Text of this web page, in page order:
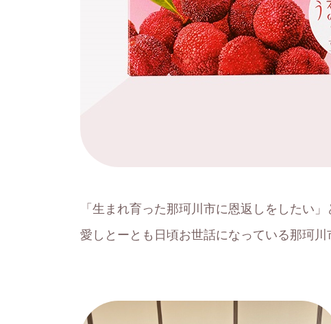
「生まれ育った那珂川市に恩返しをしたい
愛しとーとも日頃お世話になっている那珂